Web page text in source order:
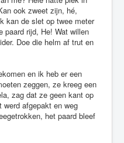
ook zweet zijn, hé,
kan de slet op twee meter
paard rijd, He! Wat willen
Doe die helm af trut en
en ik heb er een
zeggen, ze kreeg een
zag dat ze geen kant op
werd afgepakt en weg
het paard bleef